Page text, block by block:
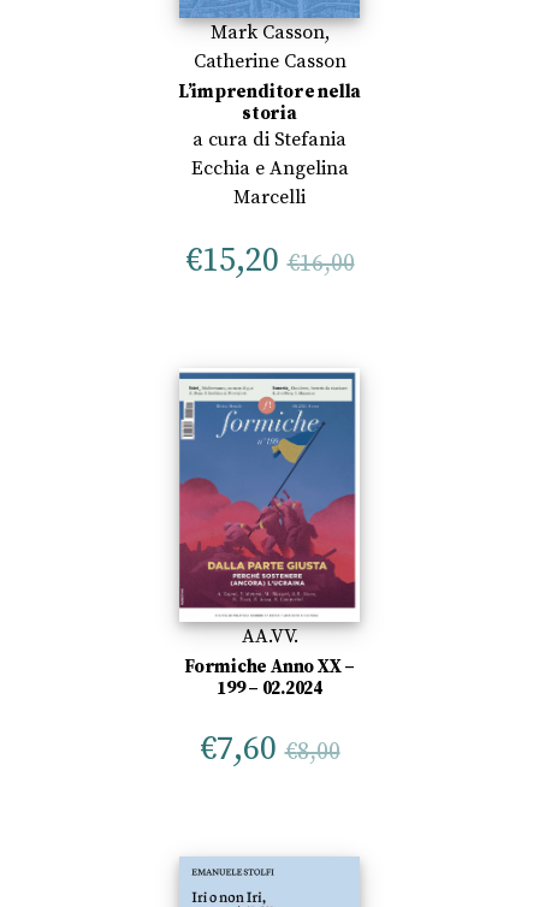
Mark Casson,
Catherine Casson
L’imprenditore nella
storia
a cura di Stefania
Ecchiae Angelina
Marcelli
€15,20 €16,00
AA.VV.
Formiche Anno XX –
199 – 02.2024
€7,60 €8,00